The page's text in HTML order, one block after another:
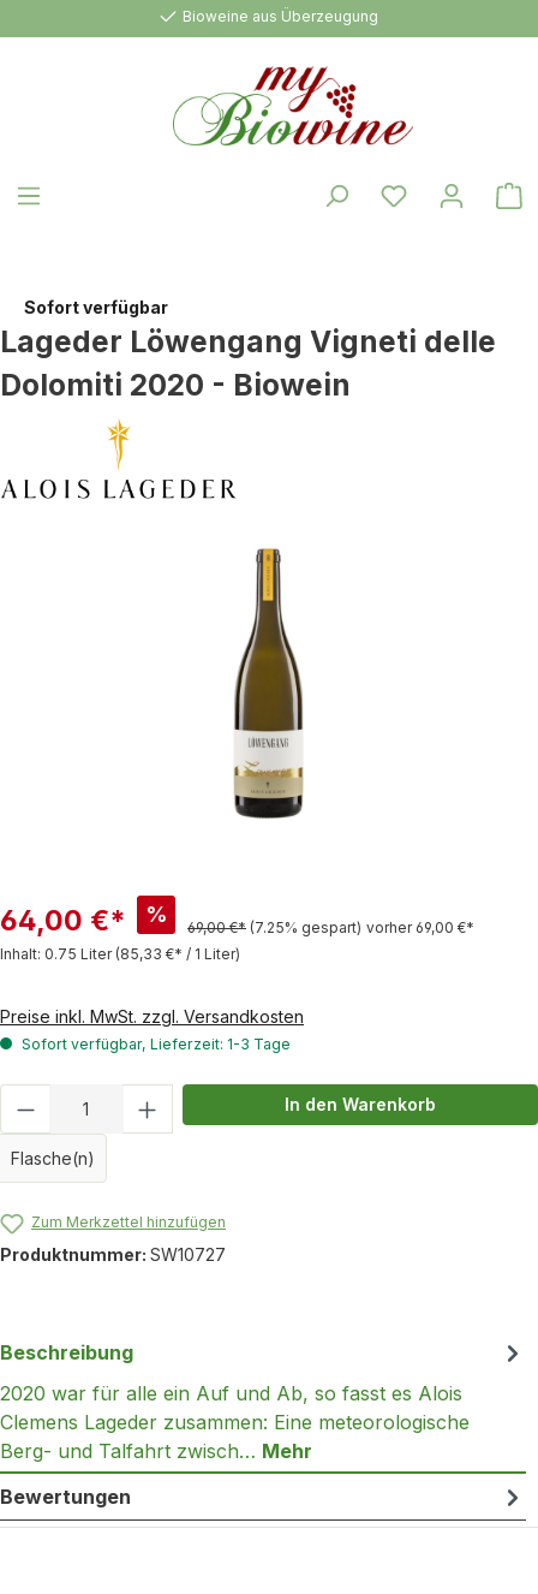
Bioweine aus Überzeugung
Sofort verfügbar
Lageder Löwengang Vigneti delle
Dolomiti 2020 - Biowein
64,00 €* %
69,00 €* (7.25% gespart) vorher 69,00 €*
Inhalt: 0.75 Liter (85,33 €* / 1 Liter)
Preise inkl. MwSt. zzgl. Versandkosten
Sofort verfügbar, Lieferzeit: 1-3 Tage
Produkt Anzahl: Gib den gewünschten
Flasche(n)
In den Warenkorb
Zum Merkzettel hinzufügen
Produktnummer: SW10727
Beschreibung
2020 war für alle ein Auf und Ab, so fasst es Alois
Clemens Lageder zusammen: Eine meteorologische
Berg- und Talfahrt zwisch… Mehr
Bewertungen